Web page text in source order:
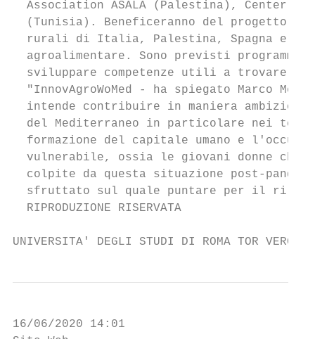
Association ASALA (Palestina), Center
(Tunisia). Beneficeranno del progetto
rurali di Italia, Palestina, Spagna e
agroalimentare. Sono previsti programmi
sviluppare competenze utili a trovare
"InnovAgroWoMed - ha spiegato Marco
intende contribuire in maniera
del Mediterraneo in particolare nei
formazione del capitale umano e
vulnerabile, ossia le giovani donne che
colpite da questa situazione post-
sfruttato sul quale puntare per il
  RIPRODUZIONE RISERVATA
UNIVERSITA' DEGLI STUDI DI ROMA TOR
16/06/2020 14:01